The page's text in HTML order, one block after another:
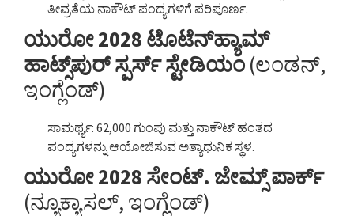
ತೀವ್ರತೆಯ ನಾಕೌಟ್ ಪಂದ್ಯಗಳಿಗೆ ಪರಿಪೂರ್ಣ.
ಯುರೋ 2028 ಟೊಟೆನ್‌ಹ್ಯಾಮ್
ಹಾಟ್ಸ್‌ಪುರ್ ಸ್ಪರ್ಸ್ ಸ್ಟೇಡಿಯಂ (ಲಂಡನ್,
ಇಂಗ್ಲೆಂಡ್)
ಸಾಮರ್ಥ್ಯ: 62,000 ಗುಂಪು ಮತ್ತು ನಾಕೌಟ್ ಹಂತದ
ಪಂದ್ಯಗಳನ್ನು ಆಯೋಜಿಸುವ ಅತ್ಯಾಧುನಿಕ ಸ್ಥಳ.
ಯುರೋ 2028 ಸೇಂಟ್. ಜೇಮ್ಸ್ ಪಾರ್ಕ್
(ನ್ಯೂಕ್ಯಾಸಲ್, ಇಂಗ್ಲೆಂಡ್)